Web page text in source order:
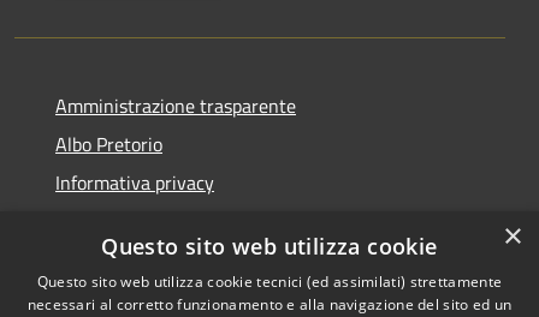
Amministrazione trasparente
Albo Pretorio
Informativa privacy
Dichiarazione di accessibilità
×
Questo sito web utilizza cookie
Questo sito web utilizza cookie tecnici (ed assimilati) strettamente
necessari al corretto funzionamento e alla navigazione del sito ed un